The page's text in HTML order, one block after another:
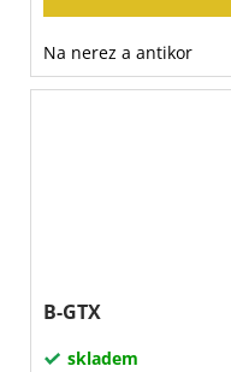
Na nerez a antikor
B-GTX
skladem